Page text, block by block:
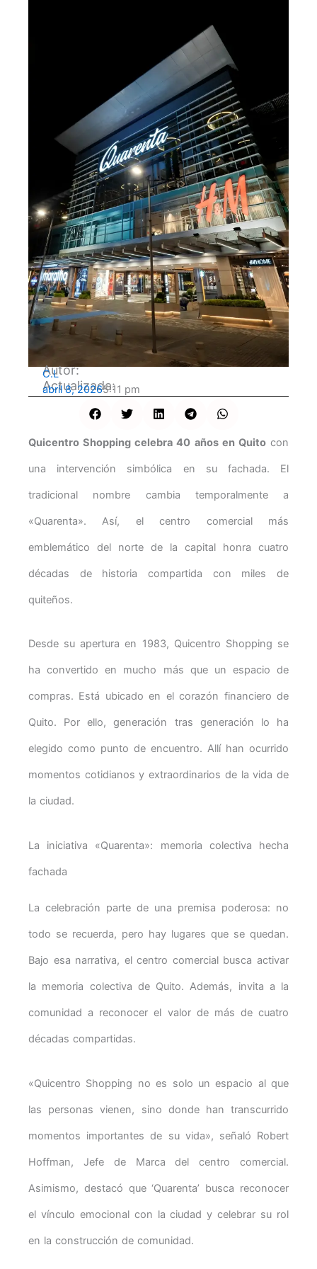
Autor:
C.L
Actualizada:
abril 8, 20265:11 pm
Quicentro Shopping celebra 40 años en Quitocon
una intervención simbólica en su fachada. El
tradicional nombre cambia temporalmente a
«Quarenta». Así, el centro comercial más
emblemático del norte de la capital honra cuatro
décadas de historia compartida con miles de
quiteños.
Desde su apertura en 1983, Quicentro Shopping se
ha convertido en mucho más que un espacio de
compras. Está ubicado en el corazón financiero de
Quito. Por ello, generación tras generación lo ha
elegido como punto de encuentro. Allí han ocurrido
momentos cotidianos y extraordinarios de la vida de
la ciudad.
La iniciativa «Quarenta»: memoria colectiva hecha
fachada
La celebración parte de una premisa poderosa: no
todo se recuerda, pero hay lugares que se quedan.
Bajo esa narrativa, el centro comercial busca activar
la memoria colectiva de Quito. Además, invita a la
comunidad a reconocer el valor de más de cuatro
décadas compartidas.
«Quicentro Shopping no es solo un espacio al que
las personas vienen, sino donde han transcurrido
momentos importantes de su vida», señaló Robert
Hoffman, Jefe de Marca del centro comercial.
Asimismo, destacó que ‘Quarenta’ busca reconocer
el vínculo emocional con la ciudad y celebrar su rol
en la construcción de comunidad.